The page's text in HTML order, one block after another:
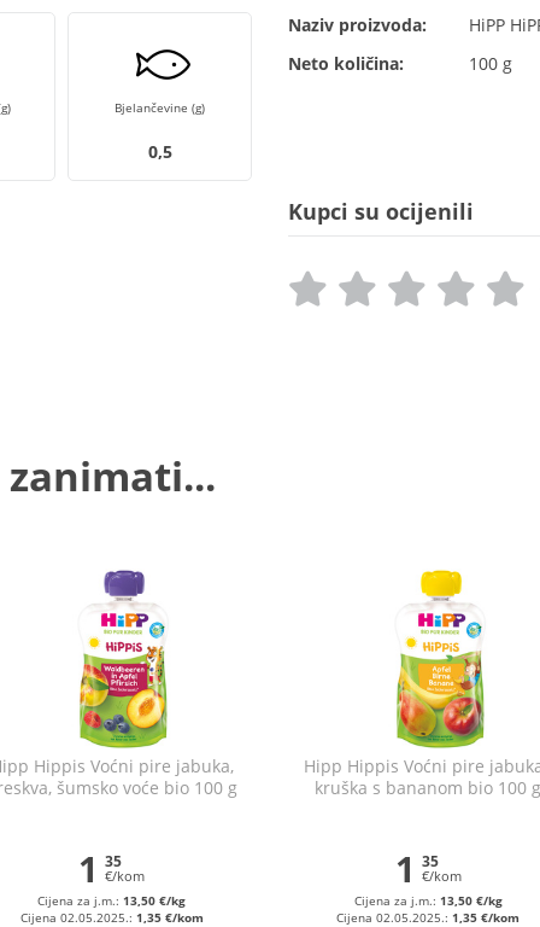
Bjelančevine (g)
0,5
Naziv proizvoda:
HiPP
Neto količina:
100 g
Kupci su ocijenili
Hippis Voćni pire jabuka,
šumsko voće bio 100 g
1 35
€/kom
Cijena za j.m.:13,50 €/kg
Cijena 02.05.2025.: 1,35 €/kom
Hipp Hippis Voćni pire
kruška s bananom bio 100 g
1 35
€/kom
Cijena za j.m.: 13,50 €/kg
Cijena 02.05.2025.:1,35 €/kom